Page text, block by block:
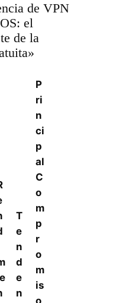
de VPN
el
de la
T
e
n
d
e
n
P
ri
n
ci
p
al
C
o
m
p
r
o
m
is
o